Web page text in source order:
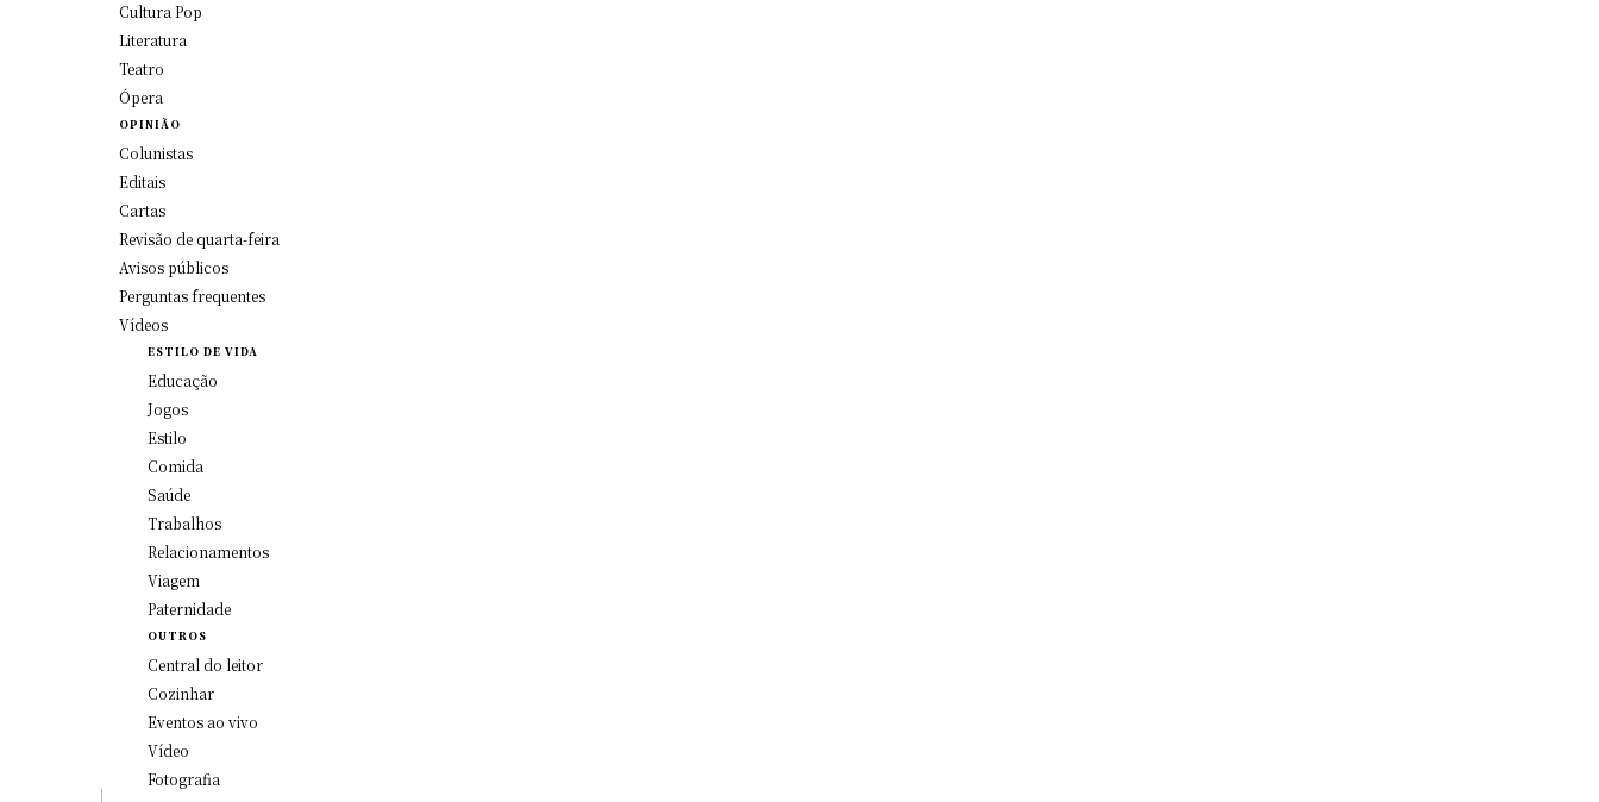
Cultura Pop
Literatura
Teatro
Ópera
OPINIÃO
Colunistas
Editais
Cartas
Revisão de quarta-feira
Avisos públicos
Perguntas frequentes
Vídeos
ESTILO DE VIDA
Educação
Jogos
Estilo
Comida
Saúde
Trabalhos
Relacionamentos
Viagem
Paternidade
OUTROS
Central do leitor
Cozinhar
Eventos ao vivo
Vídeo
Fotografia